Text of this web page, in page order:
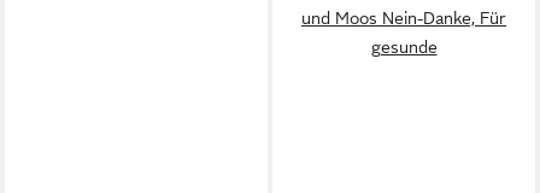
und Moos Nein-Danke, Für
gesunde